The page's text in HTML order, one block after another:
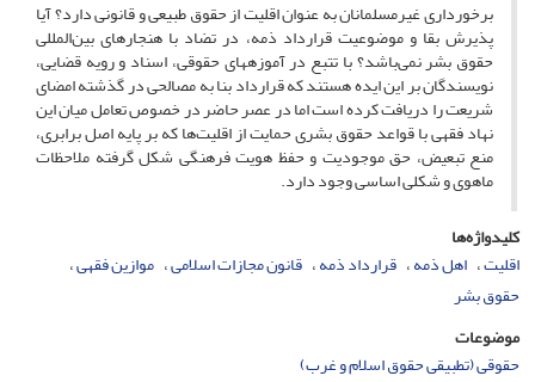
برخورداری غیرمسلمانان به عنوان اقلیت از حقوق طبیعی و قانونی دارد؟ آیا
پذیرش بقا و موضوعیت قرارداد ذمه، در تضاد با هنجارهای بین‌المللی
حقوق بشر نمی‌باشد؟ با تتبع در آموزه­های حقوقی، اسناد و رویه قضایی،
نویسندگان بر این ایده هستند که قرارداد بنا به مصالحی در گذشته امضای
شریعت را دریافت کرده است اما در عصر حاضر در خصوص تعامل میان این
نهاد فقهی با قواعد حقوق بشری حمایت از اقلیت‌ها که بر پایه اصل برابری،
منع تبعیض، حق موجودیت و حفظ هویت فرهنگی شکل گرفته ملاحظات
ماهوی و شکلی اساسی وجود دارد.
کلیدواژه‌ها
اقلیت اهل ذمه قرارداد ذمه قانون مجازات اسلامی موازین فقهی
حقوق بشر
موضوعات
حقوقی (تطبیقی حقوق اسلام و غرب)